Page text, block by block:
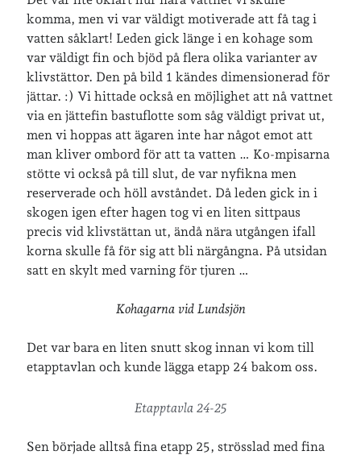
komma, men vi var väldigt motiverade att få tag i
vatten såklart! Leden gick länge i en kohage som
var väldigt fin och bjöd på flera olika varianter av
klivstättor. Den på bild 1 kändes dimensionerad för
jättar. :) Vi hittade också en möjlighet att nå vattnet
via en jättefin bastuflotte som såg väldigt privat ut,
men vi hoppas att ägaren inte har något emot att
man kliver ombord för att ta vatten … Ko-mpisarna
stötte vi också på till slut, de var nyfikna men
reserverade och höll avståndet. Då leden gick in i
skogen igen efter hagen tog vi en liten sittpaus
precis vid klivstättan ut, ändå nära utgången ifall
korna skulle få för sig att bli närgångna. På utsidan
satt en skylt med varning för tjuren …
Kohagarna vid Lundsjön
Det var bara en liten snutt skog innan vi kom till
etapptavlan och kunde lägga etapp 24 bakom oss.
Etapptavla 24-25
Sen började alltså fina etapp 25, strösslad med fina